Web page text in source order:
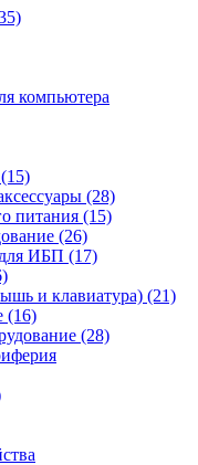
компьютера
(28)
питания (15)
(26)
ИБП (17)
и клавиатура) (21)
(16)
(28)